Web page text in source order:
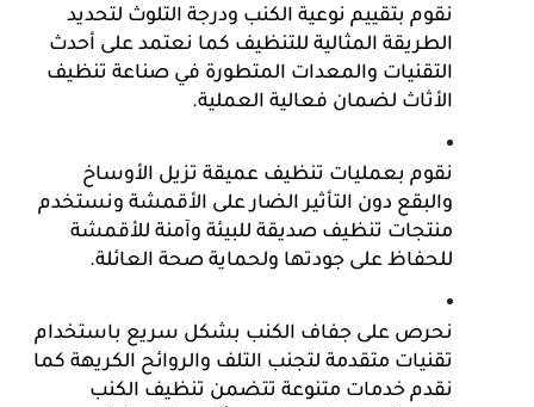
الأثاث لضمان فعالية العملية.
للحفاظ على جودتها ولحماية صحة العائلة.